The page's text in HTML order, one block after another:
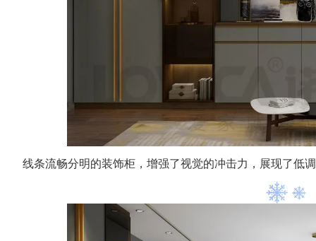
线条流畅分明的装饰柜，增强了视觉的冲击力，展现了低